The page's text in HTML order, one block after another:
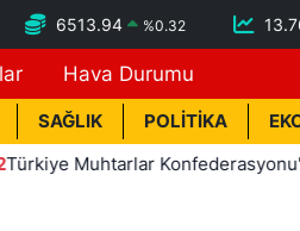
6513.94 %0.32
Hava Durumu
SAĞLIK POLİTİKA
Muhtarlar Konfederasyonu'ndan